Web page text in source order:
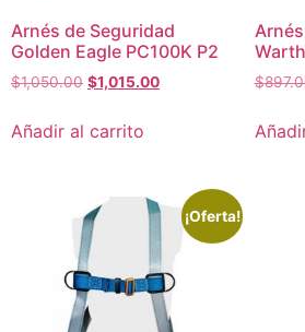
Arnés de Seguridad
Golden Eagle PC100K P2
$1,050.00 $1,015.00
Añadir al carrito
$
¡Oferta!